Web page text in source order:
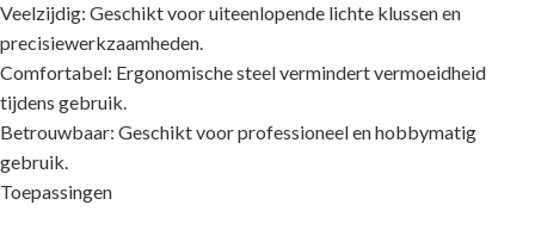
Veelzijdig: Geschikt voor uiteenlopende lichte klussen en
precisiewerkzaamheden.
Comfortabel: Ergonomische steel vermindert vermoeidheid
tijdens gebruik.
Betrouwbaar: Geschikt voor professioneel en hobbymatig
gebruik.
Toepassingen